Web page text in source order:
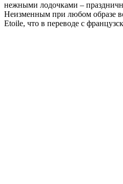
нежными лодочками –
Неизменным при любом образе
Etoile, что в переводе с